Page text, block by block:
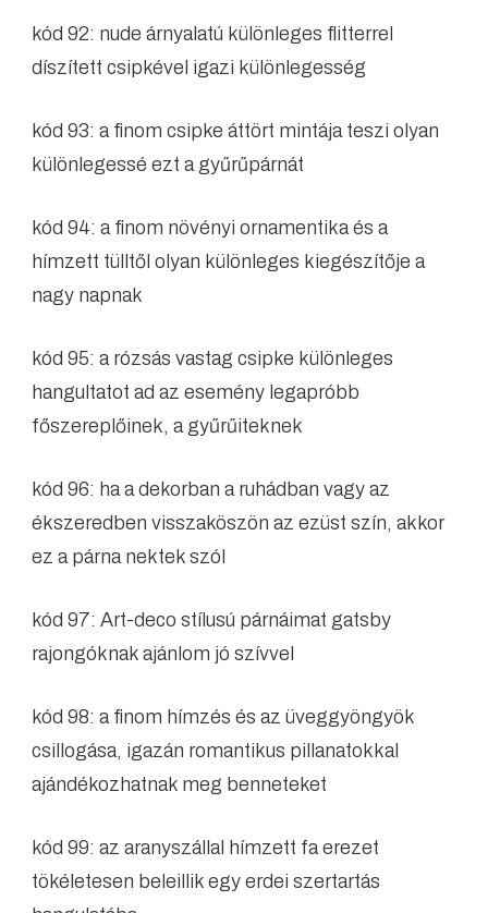
kód 92: nude árnyalatú különleges flitterrel
díszített csipkével igazi különlegesség
kód 93: a finom csipke áttört mintája teszi olyan
különlegessé ezt a gyűrűpárnát
kód 94: a finom növényi ornamentika és a
hímzett tülltől olyan különleges kiegészítője a
nagy napnak
kód 95: a rózsás vastag csipke különleges
hangultatot ad az esemény legapróbb
főszereplőinek, a gyűrűiteknek
kód 96: ha a dekorban a ruhádban vagy az
ékszeredben visszaköszön az ezüst szín, akkor
ez a párna nektek szól
kód 97: Art-deco stílusú párnáimat gatsby
rajongóknak ajánlom jó szívvel
kód 98: a finom hímzés és az üveggyöngyök
csillogása, igazán romantikus pillanatokkal
ajándékozhatnak meg benneteket
kód 99: az aranyszállal hímzett fa erezet
tökéletesen beleillik egy erdei szertartás